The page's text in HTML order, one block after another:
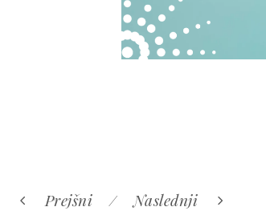
Prejšni Naslednji